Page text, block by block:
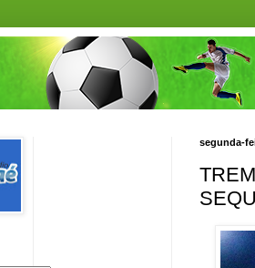
segunda-